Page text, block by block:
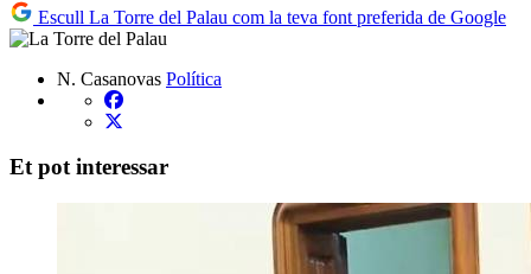
Escull La Torre del Palau com la teva font preferida de Google
N. Casanovas Política
Et pot interessar